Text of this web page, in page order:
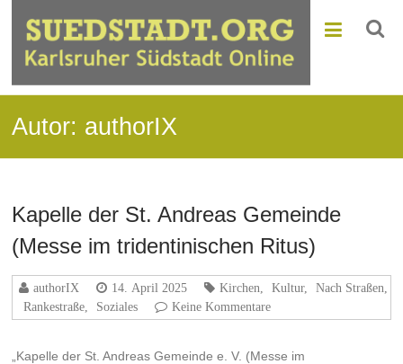
Autor: authorIX
Kapelle der St. Andreas Gemeinde
(Messe im tridentinischen Ritus)
authorIX 14. April 2025 Kirchen Kultur, Nach Straßen
Rankestraße
Soziales Keine Kommentare
„Kapelle der St. Andreas Gemeinde e. V. (Messe im